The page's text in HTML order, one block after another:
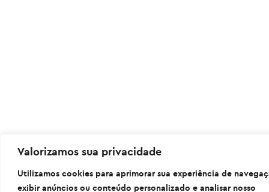
Valorizamos sua privacidade
Utilizamos cookies para aprimorar sua experiência de
exibir anúncios ou conteúdo personalizado e analisar nosso